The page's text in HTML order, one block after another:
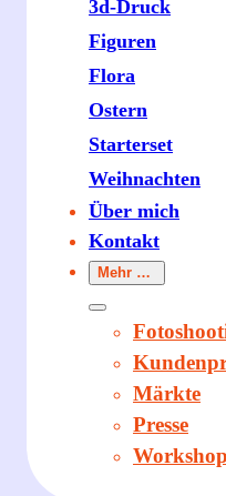
3d-Druck
Figuren
Flora
Ostern
Starterset
Weihnachten
Über mich
Kontakt
Mehr …
Märkte
Presse
Workshop